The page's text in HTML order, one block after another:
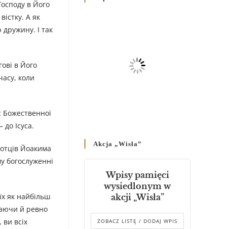
в Його
А як
дружину. І так
в Його
коли
Ісуса.
Йоакима
богослуженні
як найбільш
й ревно
всіх
Родин
Справ Молоді та встановленя
складу Катихитичної Комісії
днях 2-12 липня 2024 р.”
Декрет єпископів
Перемисько-Варшавської
Митрополії стосовно
звершування Божественної
літургії
Akcja „Wisła”
Wpisy pamięci
wysiedlonym w
akcji „Wisła”
ZOBACZ LISTĘ / DODAJ WPIS